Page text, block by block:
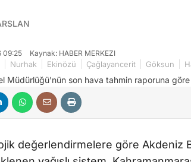
09:25 Kaynak: HABER MERKEZI
Nurhak Ekinözü Çağlayancerit Göksun
değerlendirmelere göre Akdeniz